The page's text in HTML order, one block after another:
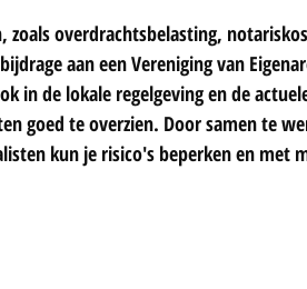
zoals overdrachtsbelasting,
aan een Vereniging van
in de lokale regelgeving en de
goed te overzien. Door samen te
kun je risico's beperken en met